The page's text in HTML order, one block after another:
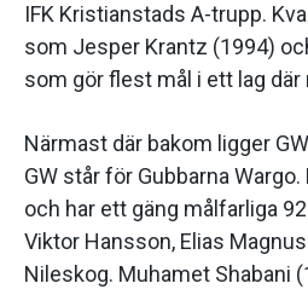
IFK Kristianstads A-trupp.
som Jesper Krantz (1994)
som gör flest mål i ett lag
Närmast där bakom ligger
GW står för Gubbarna
och har ett gäng målfarliga
Viktor Hansson, Elias
Nileskog. Muhamet Shabani